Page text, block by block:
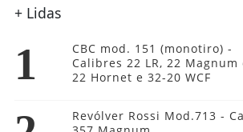
+ Lidas
1
CBC mod. 151 (monotiro) -
Calibres 22 LR, 22 Magnum
22 Hornet e 32-20 WCF
Revólver Rossi Mod.713 -